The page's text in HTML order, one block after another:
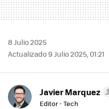
8 Julio 2025
Actualizado 9 Julio 2025, 01:21
Javier Marquez
Editor - Tech